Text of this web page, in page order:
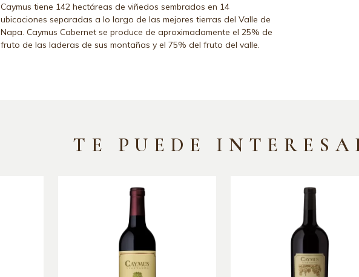
Caymus tiene 142 hectáreas de viñedos sembrados en 14
ubicaciones separadas a lo largo de las mejores tierras del Valle de
Napa. Caymus Cabernet se produce de aproximadamente el 25% de
fruto de las laderas de sus montañas y el 75% del fruto del valle.
TE PUEDE